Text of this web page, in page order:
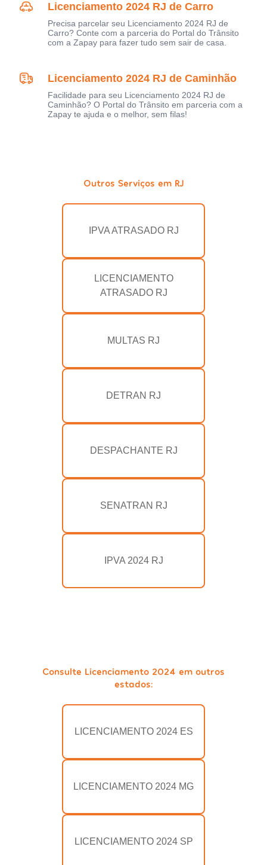
Licenciamento 2024 RJ de Carro
Precisa parcelar seu Licenciamento 2024 RJ de
Carro? Conte com a parceria do Portal do Trânsito
com a Zapay para fazer tudo sem sair de casa.
Licenciamento 2024 RJ de Caminhão
Facilidade para seu Licenciamento 2024 RJ de
Caminhão? O Portal do Trânsito em parceria com a
Zapay te ajuda e o melhor, sem filas!
Outros Serviços em RJ
IPVA ATRASADO RJ
LICENCIAMENTO
ATRASADO RJ
MULTAS RJ
DETRAN RJ
DESPACHANTE RJ
SENATRAN RJ
IPVA 2024 RJ
Consulte Licenciamento 2024 em outros
estados:
LICENCIAMENTO 2024 ES
LICENCIAMENTO 2024 MG
LICENCIAMENTO 2024 SP